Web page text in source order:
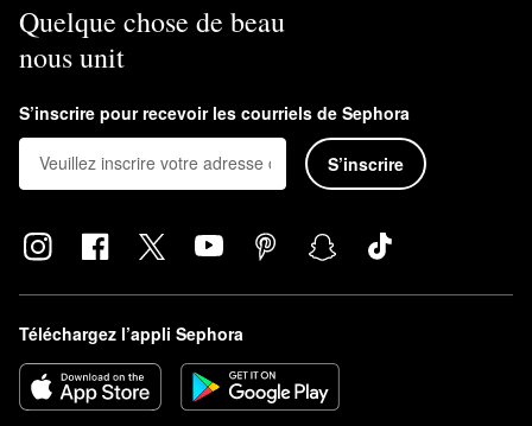
Quelque chose de beau
nous unit
S’inscrire pour recevoir les courriels de Sephora
S’inscrire
Téléchargez l’appli Sephora